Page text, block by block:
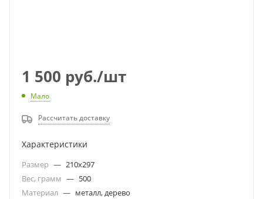
1 500 руб./шт
Мало
Рассчитать доставку
Характеристики
Размер — 210х297
Вес, грамм — 500
Материал — металл, дерево